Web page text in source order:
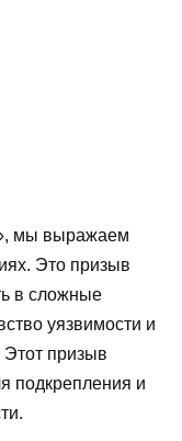
мы выражаем
Это призыв
в сложные
уязвимости и
Этот призыв
подкрепления и